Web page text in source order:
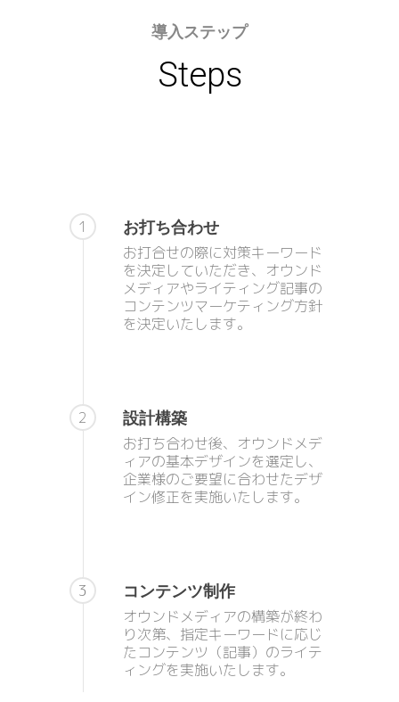
導入ステップ
Steps
1 お打ち合わせ
お打合せの際に対策キーワード
を決定していただき、オウンド
メディアやライティング記事の
コンテンツマーケティング方針
を決定いたします。
2 設計構築
お打ち合わせ後、オウンドメデ
ィアの基本デザインを選定し、
企業様のご要望に合わせたデザ
イン修正を実施いたします。
3 コンテンツ制作
オウンドメディアの構築が終わ
り次第、指定キーワードに応じ
たコンテンツ（記事）のライテ
ィングを実施いたします。